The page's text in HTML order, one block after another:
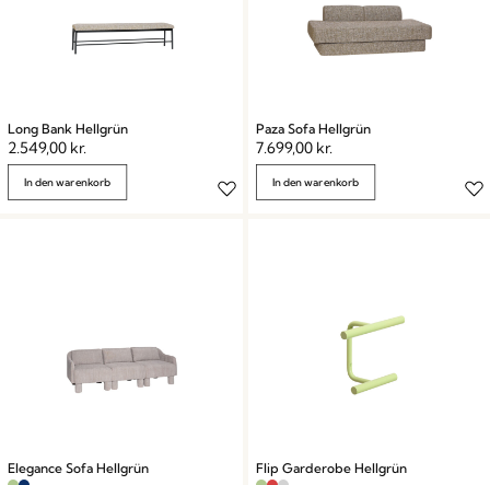
Long Bank Hellgrün
2.549,00 kr.
In den warenkorb
Paza Sofa Hellgrün
7.699,00 kr.
In den warenkorb
Elegance Sofa Hellgrün Flip Garderobe Hellgrün